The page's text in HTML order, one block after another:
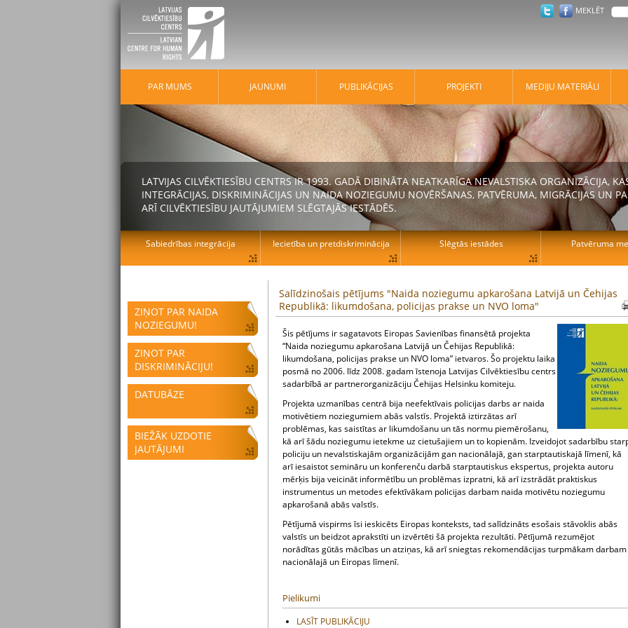
ZIŅOT PAR NAIDA
NOZIEGUMU!
ZIŅOT PAR
DISKRIMINĀCIJU!
DATUBĀZE
BIEŽĀK UZDOTIE
JAUTĀJUMI
Salīdzinošais pētījums "Naida noziegumu apkarošana Latvijā un Čehijas
Republikā: likumdošana, policijas prakse un NVO loma"
Šis pētījums ir sagatavots Eiropas Savienības finansētā projekta
“Naida noziegumu apkarošana Latvijā un Čehijas Republikā:
likumdošana, policijas prakse un NVO loma” ietvaros. Šo projektu laika
posmā no 2006. līdz 2008. gadam īstenoja Latvijas Cilvēktiesību centrs
sadarbībā ar partnerorganizāciju Čehijas Helsinku komiteju.
Projekta uzmanības centrā bija neefektīvais policijas darbs ar naida
motivētiem noziegumiem abās valstīs. Projektā iztirzātas arī
problēmas, kas saistītas ar likumdošanu un tās normu piemērošanu,
kā arī šādu noziegumu ietekme uz cietušajiem un to kopienām. Izveidojot sadarbību
policiju un nevalstiskajām organizācijām gan nacionālajā, gan starptautiskajā līmenī, kā
arī iesaistot semināru un konferenču darbā starptautiskus ekspertus, projekta autoru
mērķis bija veicināt informētību un problēmas izpratni, kā arī izstrādāt praktiskus
instrumentus un metodes efektīvākam policijas darbam naida motivētu noziegumu
apkarošanā abās valstīs.
Pētījumā vispirms īsi ieskicēts Eiropas konteksts, tad salīdzināts esošais stāvoklis abās
valstīs un beidzot aprakstīti un izvērtēti šā projekta rezultāti. Pētījumā rezumējot
norādītas gūtās mācības un atziņas, kā arī sniegtas rekomendācijas turpmākam darbam
nacionālajā un Eiropas līmenī.
Pielikumi
LASĪT PUBLIKĀCIJU
MEKLĒT
PAR MUMS JAUNUMI PUBLIKĀCIJAS PROJEKTI MEDIJU MATERIĀLI
LATVIJAS CILVĒKTIESĪBU CENTRS IR 1993. GADĀ DIBINĀTA NEATKARĪGA NEVALSTISKA ORGANIZĀCIJA,
INTEGRĀCIJAS, DISKRIMINĀCIJAS UN NAIDA NOZIEGUMU NOVĒRŠANAS, PATVĒRUMA, MIGRĀCIJAS UN
ARĪ CILVĒKTIESĪBU JAUTĀJUMIEM SLĒGTAJĀS IESTĀDĒS.
Sabiedrības integrācija Iecietība un pretdiskriminācija Slēgtās iestādes Patvēruma